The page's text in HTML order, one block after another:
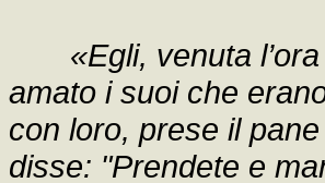
«Egli, venuta
amato i suoi che
con loro, prese il
disse: "Prendete e